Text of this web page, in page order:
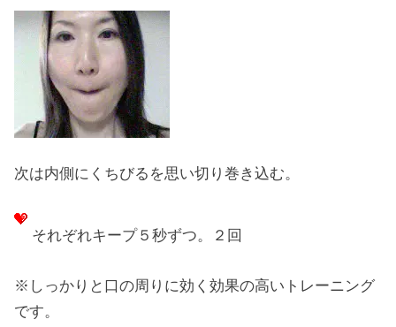
次は内側にくちびるを思い切り巻き込む。
それぞれキープ５秒ずつ。２回
※しっかりと口の周りに効く効果の高いトレーニング
です。